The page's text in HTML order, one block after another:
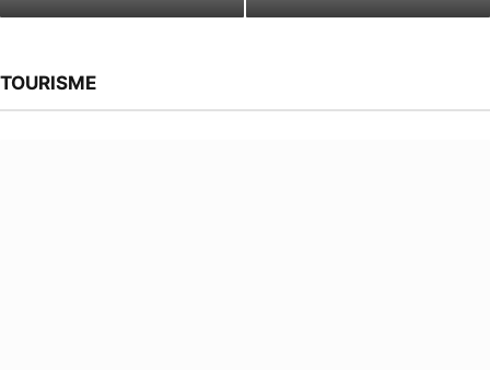
TOURISME